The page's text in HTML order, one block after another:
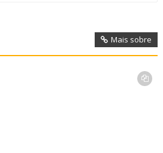
Mais sobre